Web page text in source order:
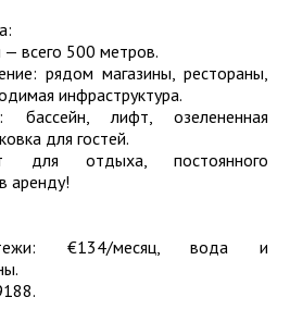
— всего 500 метров.
рядом магазины, рестораны,
инфраструктура.
бассейн, лифт, озелененная
для гостей.
для отдыха, постоянного
аренду!
€134/месяц, вода и